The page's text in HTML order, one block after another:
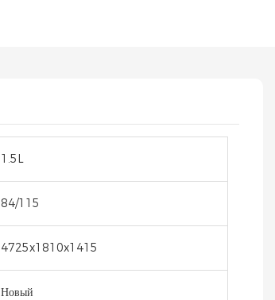
1.5L
84/115
4725x1810x1415
Новый